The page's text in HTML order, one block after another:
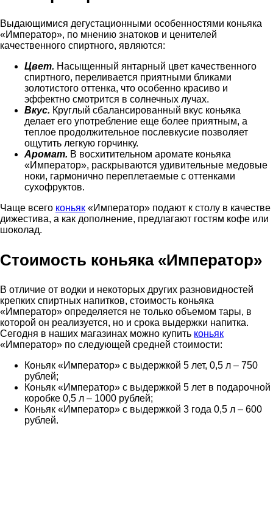
Выдающимися дегустационными особенностями коньяка
«Император», по мнению знатоков и ценителей
качественного спиртного, являются:
Цвет. Насыщенный янтарный цвет качественного
спиртного, переливается приятными бликами
золотистого оттенка, что особенно красиво и
эффектно смотрится в солнечных лучах.
Вкус. Круглый сбалансированный вкус коньяка
делает его употребление еще более приятным, а
теплое продолжительное послевкусие позволяет
ощутить легкую горчинку.
Аромат. В восхитительном аромате коньяка
«Император», раскрываются удивительные медовые
ноки, гармонично переплетаемые с оттенками
сухофруктов.
Чаще всего коньяк «Император» подают к столу в качестве
дижестива, а как дополнение, предлагают гостям кофе или
шоколад.
Стоимость коньяка «Император»
В отличие от водки и некоторых других разновидностей
крепких спиртных напитков, стоимость коньяка
«Император» определяется не только объемом тары, в
которой он реализуется, но и срока выдержки напитка.
Сегодня в наших магазинах можно купить коньяк
«Император» по следующей средней стоимости:
Коньяк «Император» с выдержкой 5 лет, 0,5 л – 750
рублей;
Коньяк «Император» с выдержкой 5 лет в подарочной
коробке 0,5 л – 1000 рублей;
Коньяк «Император» с выдержкой 3 года 0,5 л – 600
рублей.